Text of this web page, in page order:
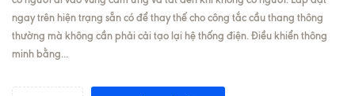
ngay trên hiện trạng sẵn có để thay thế cho công tắc cầu thang thông
thường mà không cần phải cải tạo lại hệ thống điện. Điều khiển thông
minh bằng...